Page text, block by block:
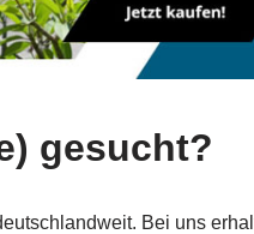
gesucht?
Bei uns